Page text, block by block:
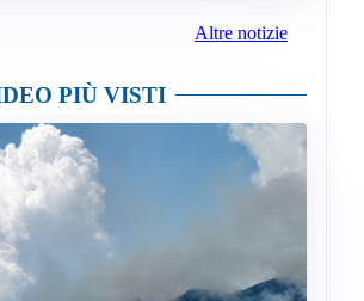
Altre notizie
PIÙ VISTI